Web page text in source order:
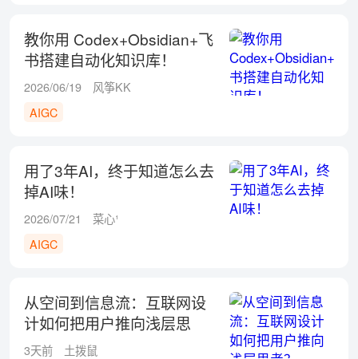
教你用 Codex+Obsidian+飞
书搭建自动化知识库！
2026/06/19
风筝KK
AIGC
用了3年AI，终于知道怎么去
掉AI味！
2026/07/21
菜心¹
AIGC
从空间到信息流：互联网设
计如何把用户推向浅层思
考？
3天前
土拨鼠